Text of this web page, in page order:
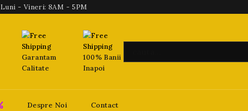
Luni - Vineri: 8AM - 5PM
Garantam
Calitate
100% Banii
Inapoi
Despre Noi Contact